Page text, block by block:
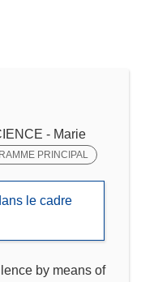
- Marie
PRINCIPAL
le cadre
by means of